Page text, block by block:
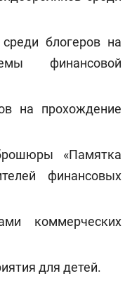
блогеров на
финансовой
на прохождение
«Памятка
финансовых
коммерческих
для детей.